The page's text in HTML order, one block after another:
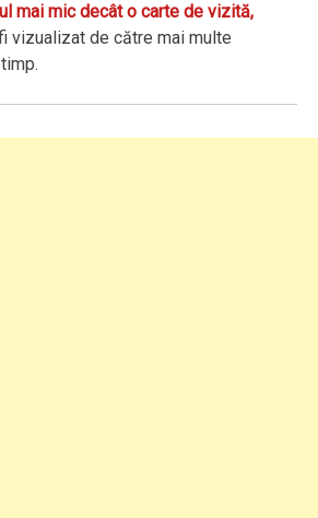
mai mic decât o carte de vizită,
vizualizat de către mai multe